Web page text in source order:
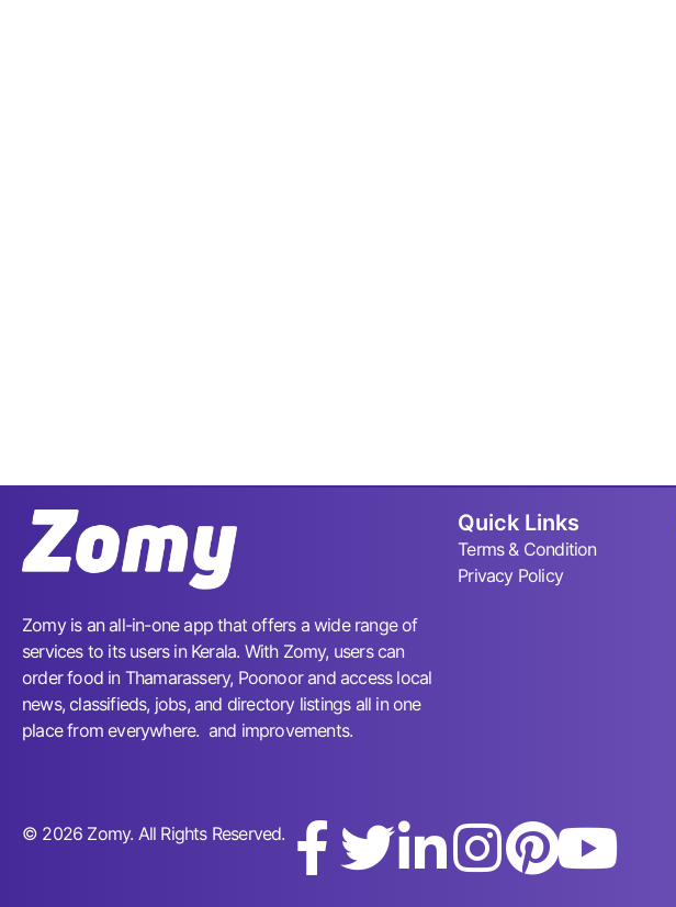
Zomy is an all-in-one app that offers a wide range of
services to its users in Kerala. With Zomy, users can
order food in Thamarassery, Poonoor and access local
news, classifieds, jobs, and directory listings all in one
place from everywhere. and improvements.
Quick Links
Terms & Condition
Privacy Policy
© 2026 Zomy. All Rights Reserved.